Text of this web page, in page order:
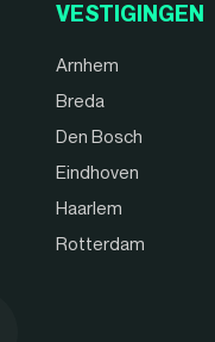
VESTIGINGEN
Arnhem
Breda
Den Bosch
Eindhoven
Haarlem
Rotterdam